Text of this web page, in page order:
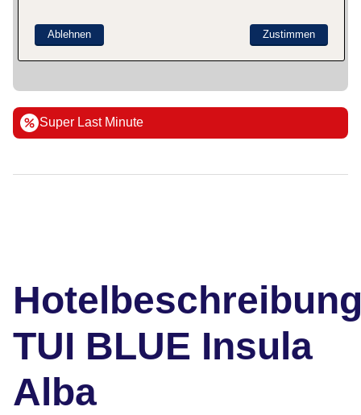
Super Last Minute
TUI BLUE Insula
Alba
Zustimmen
Ablehnen